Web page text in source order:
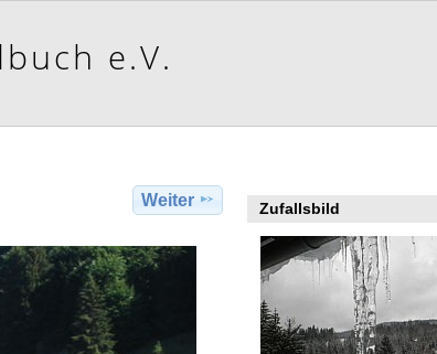
Weiter Zufallsbild